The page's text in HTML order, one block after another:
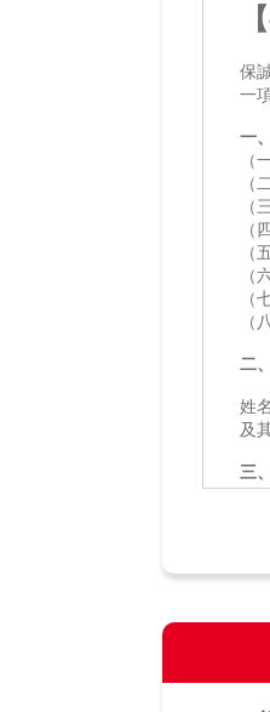
保
一
一
（
（
（
（
（
（
（
（
二
姓
及
三
四